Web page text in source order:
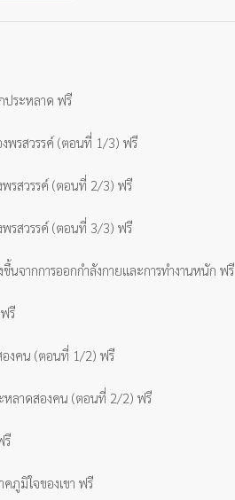
ประหลาด ฟรี
พรสวรรค์ (ตอนที่ 1/3) ฟรี
รสวรรค์ (ตอนที่ 2/3) ฟรี
รสวรรค์ (ตอนที่ 3/3) ฟรี
นจากการออกกำลังกายและการทำงานหนัก ฟรี
รี
องคน (ตอนที่ 1/2) ฟรี
หลาดสองคน (ตอนที่ 2/2) ฟรี
รี
ภูมิใจของเขา ฟรี